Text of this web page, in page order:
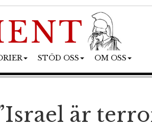
STÖD OSS OM OSS
är